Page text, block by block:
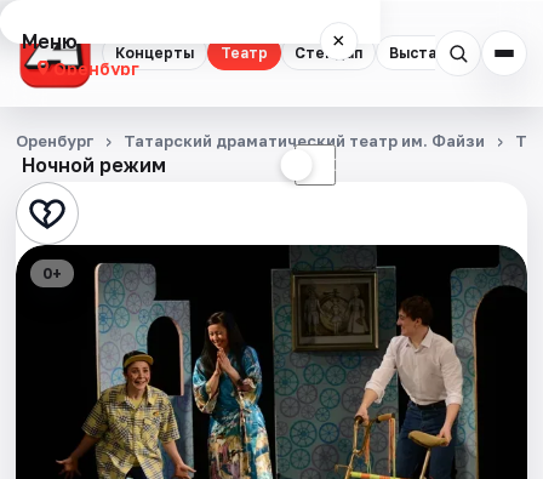
Концерты Театр Стендап Выставки
Меню ×
Оренбург
Концерты
Театр
Стендап
Выставки
Квесты
Экскурсии
Спорт
Ночной режим ☾
Оренбург Татарский драматический театр им. Файзи
0+